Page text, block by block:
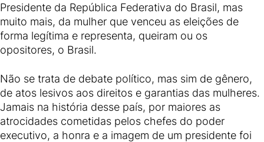
Presidente da República Federativa do Brasil, mas
muito mais, da mulher que venceu as eleições de
forma legítima e representa, queiram ou os
opositores, o Brasil.
Não se trata de debate político, mas sim de gênero,
de atos lesivos aos direitos e garantias das mulheres.
Jamais na história desse país, por maiores as
atrocidades cometidas pelos chefes do poder
executivo, a honra e a imagem de um presidente foi